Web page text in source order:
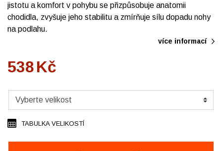
jistotu a komfort v pohybu se přizpůsobuje anatomii
chodidla, zvyšuje jeho stabilitu a zmírňuje sílu dopadu nohy
na podlahu.
více informací
538Kč
TABULKA VELIKOSTÍ